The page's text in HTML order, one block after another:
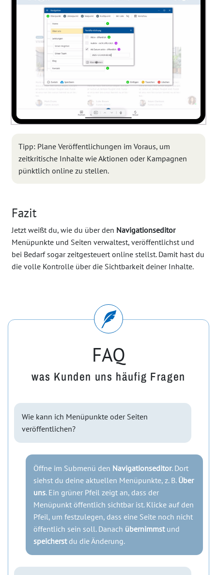
Tipp: Plane Veröffentlichungen im Voraus, um
zeitkritische Inhalte wie Aktionen oder Kampagnen
pünktlich online zu stellen.
Fazit
Jetzt weißt du, wie du über den Navigationseditor
Menüpunkte und Seiten verwaltest, veröffentlichst und
bei Bedarf sogar zeitgesteuert online stellst. Damit hast du
die volle Kontrolle über die Sichtbarkeit deiner Inhalte.
FAQ
was Kunden uns häufig Fragen
Wie kann ich Menüpunkte oder Seiten
veröffentlichen?
Öffne im Submenü den Navigationseditor. Dort
siehst du deine aktuellen Menüpunkte, z. B. Über
uns. Ein grüner Pfeil zeigt an, dass der
Menüpunkt öffentlich sichtbar ist. Klicke auf den
Pfeil, um festzulegen, dass eine Seite noch nicht
öffentlich sein soll. Danach übernimmstund
speicherstdu die Änderung.